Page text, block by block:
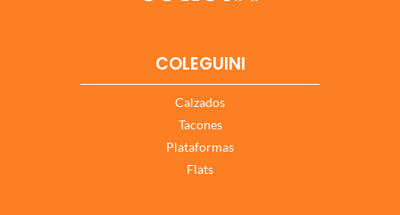
COLEGUINI
Calzados
Tacones
Plataformas
Flats